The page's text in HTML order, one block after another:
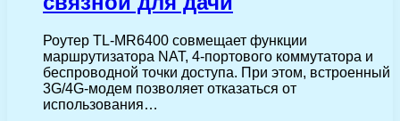
Роутер TL-MR6400 совмещает функции
маршрутизатора NAT, 4-портового коммутатора и
беспроводной точки доступа. При этом, встроенный
3G/4G-модем позволяет отказаться от
использования…